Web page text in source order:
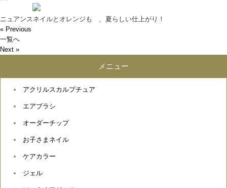
ニュアンスネイルとオレンジも 、夏らしい仕上がり！
« Previous
一覧へ
Next »
メニュー
アクリルスカルプチュア
エアブラシ
オーダーチップ
お子さまネイル
ケアカラー
ジェル